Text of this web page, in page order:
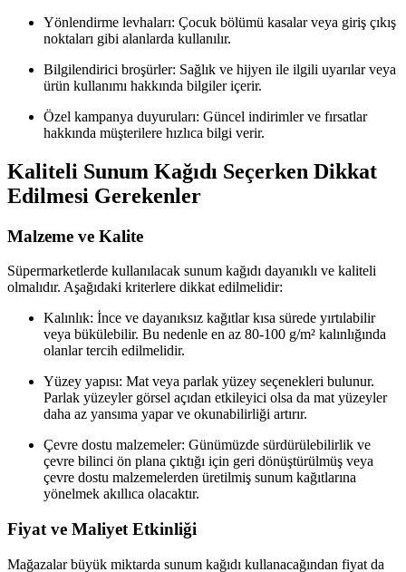
Yönlendirme levhaları: Çocuk bölümü kasalar veya giriş çıkış
noktaları gibi alanlarda kullanılır.
Bilgilendirici broşürler: Sağlık ve hijyen ile ilgili uyarılar veya
ürün kullanımı hakkında bilgiler içerir.
Özel kampanya duyuruları: Güncel indirimler ve fırsatlar
hakkında müşterilere hızlıca bilgi verir.
Kaliteli Sunum Kağıdı Seçerken Dikkat
Edilmesi Gerekenler
Malzeme ve Kalite
Süpermarketlerde kullanılacak sunum kağıdı dayanıklı ve kaliteli
olmalıdır. Aşağıdaki kriterlere dikkat edilmelidir:
Kalınlık: İnce ve dayanıksız kağıtlar kısa sürede yırtılabilir
veya bükülebilir. Bu nedenle en az 80-100 g/m² kalınlığında
olanlar tercih edilmelidir.
Yüzey yapısı: Mat veya parlak yüzey seçenekleri bulunur.
Parlak yüzeyler görsel açıdan etkileyici olsa da mat yüzeyler
daha az yansıma yapar ve okunabilirliği artırır.
Çevre dostu malzemeler: Günümüzde sürdürülebilirlik ve
çevre bilinci ön plana çıktığı için geri dönüştürülmüş veya
çevre dostu malzemelerden üretilmiş sunum kağıtlarına
yönelmek akıllıca olacaktır.
Fiyat ve Maliyet Etkinliği
Mağazalar büyük miktarda sunum kağıdı kullanacağından fiyat da